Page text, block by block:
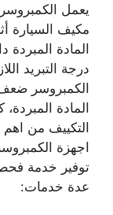
يعمل
مكيف السيارة
المادة
درجة التبريد
الكمبروسر
المادة
التكييف من اهم
اجهزة
توفير خدمة
عدة خدمات: